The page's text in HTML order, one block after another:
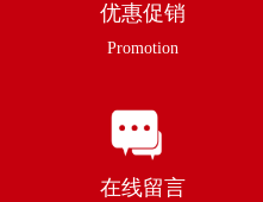
优惠促销
Promotion
在线留言